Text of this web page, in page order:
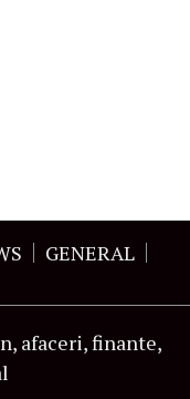
GENERAL
afaceri, finante,